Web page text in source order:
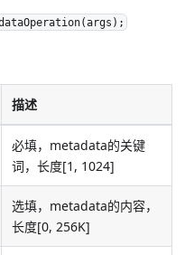
描述
必填，metadata的关键
词，长度[1, 1024]
选填，metadata的内容，
长度[0, 256K]